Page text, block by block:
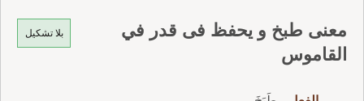
بلا تشكيل
معنى طبخ و يحفظ فى قدر في
القاموس